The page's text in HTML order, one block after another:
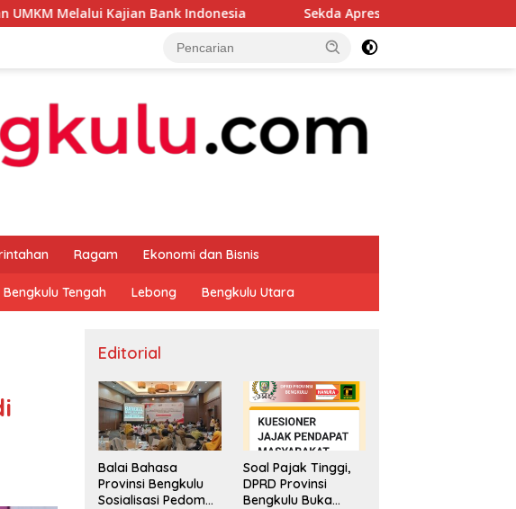
Bank Indonesia Sekda Apresiasi Inspektorat Provinsi Bengkulu
Ragam Ekonomi dan Bisnis
Bengkulu Tengah Lebong Bengkulu Utara
Editorial
Balai Bahasa
Provinsi Bengkulu
Sosialisasi Pedoman
Soal Pajak Tinggi,
DPRD Provinsi
Bengkulu Buka